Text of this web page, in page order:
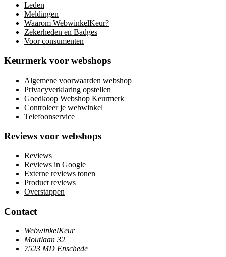
Leden
Meldingen
Waarom WebwinkelKeur?
Zekerheden en Badges
Voor consumenten
Keurmerk voor webshops
Algemene voorwaarden webshop
Privacyverklaring opstellen
Goedkoop Webshop Keurmerk
Controleer je webwinkel
Telefoonservice
Reviews voor webshops
Reviews
Reviews in Google
Externe reviews tonen
Product reviews
Overstappen
Contact
WebwinkelKeur
Moutlaan 32
7523 MD Enschede